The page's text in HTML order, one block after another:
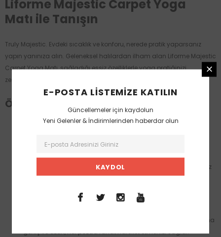
Liforme Majestic Carpet Yoga
Matı ile Tanışın
Truly Majestic. Evdeki sıcaklık ve konforu, nerede pratik yaparsanız
yapın yanınıza alın. Geleneksel halılardan ilham alan Liforme Majestic
Carpet Yoga Matı, sağladığı eşsiz özelliklerle yoga pratiğinizi
zenginleştirir.
Öne Çıkan Özellikler
çözünür malzemelerle üretildi. Doğaya zarar vermeyen, zehirsiz
mürekkeplerle baskı yapıldı.
Akıllı Hizalama Sistemi:AlignForMe sistemi ile asana
pratiğinizde doğru hizalanmanıza yardımcı olur.
Standart yoga matlarına göre daha
geniş ve uzun, her pozda rahat hareket etmenizi sağlar.
E-POSTA LISTEMIZE KATILIN
Güncellemeler için kaydolun
Yeni Gelenler & İndirimlerinden haberdar olun